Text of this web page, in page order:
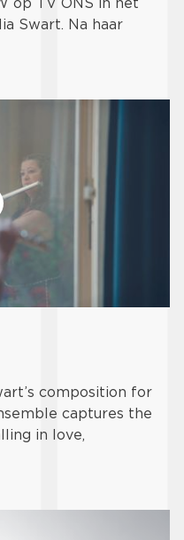
Swart. Na haar
composition for
captures the
in love,